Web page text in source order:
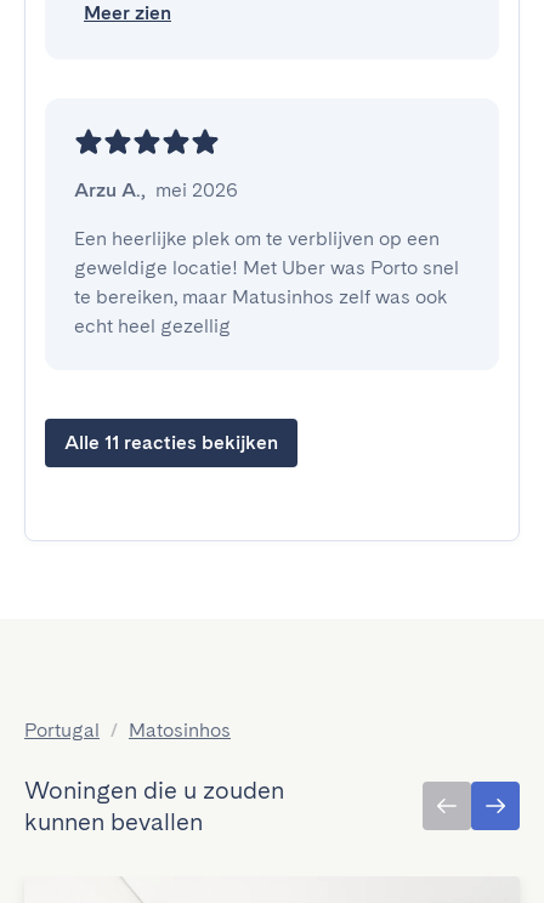
Meer zien
Arzu A., mei 2026
Een heerlijke plek om te verblijven op een
geweldige locatie! Met Uber was Porto snel
te bereiken, maar Matusinhos zelf was ook
echt heel gezellig
Alle 11 reacties bekijken
Portugal / Matosinhos
Woningen die u zouden
kunnen bevallen